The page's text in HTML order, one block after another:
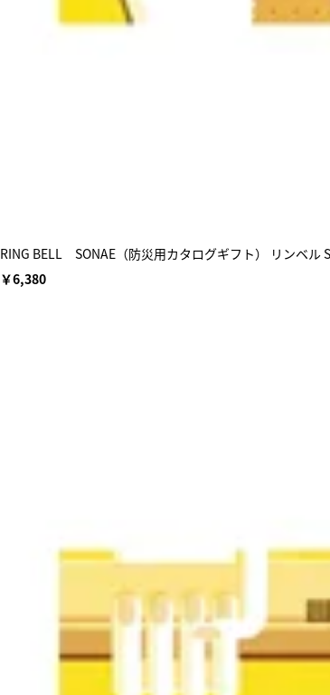
RING BELL SONAE（防災用カタログギフト） リンベル
￥6,380